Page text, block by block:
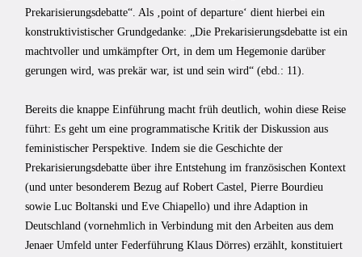
Prekarisierungsdebatte“. Als ‚point of departure‘ dient hierbei ein
konstruktivistischer Grundgedanke: „Die Prekarisierungsdebatte ist ein
machtvoller und umkämpfter Ort, in dem um Hegemonie darüber
gerungen wird, was prekär war, ist und sein wird“ (ebd.: 11).
Bereits die knappe Einführung macht früh deutlich, wohin diese Reise
führt: Es geht um eine programmatische Kritik der Diskussion aus
feministischer Perspektive. Indem sie die Geschichte der
Prekarisierungsdebatte über ihre Entstehung im französischen Kontext
(und unter besonderem Bezug auf Robert Castel, Pierre Bourdieu
sowie Luc Boltanski und Eve Chiapello) und ihre Adaption in
Deutschland (vornehmlich in Verbindung mit den Arbeiten aus dem
Jenaer Umfeld unter Federführung Klaus Dörres) erzählt, konstituiert